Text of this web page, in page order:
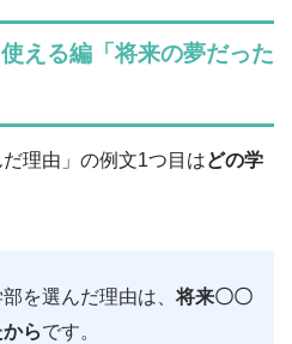
える編「将来の夢だった
理由」の例文1つ目はどの学
を選んだ理由は、将来〇〇
らです。